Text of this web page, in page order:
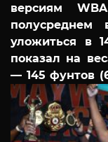
версиям
уложиться в
показал на
— 145 фунтов